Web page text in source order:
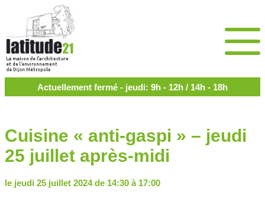
Actuellement fermé - jeudi: 9h - 12h / 14h - 18h
Cuisine « anti-gaspi » – jeudi
25 juillet après-midi
le jeudi 25 juillet 2024 de 14:30 à 17:00